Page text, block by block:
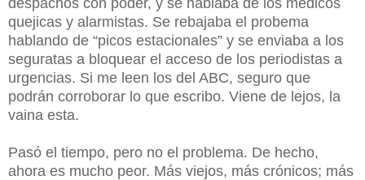
quejicas y alarmistas. Se rebajaba el probema
hablando de “picos estacionales” y se enviaba a los
seguratas a bloquear el acceso de los periodistas a
urgencias. Si me leen los del ABC, seguro que
podrán corroborar lo que escribo. Viene de lejos, la
vaina esta.
Pasó el tiempo, pero no el problema. De hecho,
ahora es mucho peor. Más viejos, más crónicos; más